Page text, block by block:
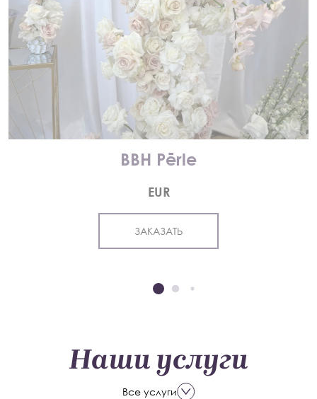
BBH Pērle
EUR
ЗАКАЗАТЬ
Наши услуги
Все услуги